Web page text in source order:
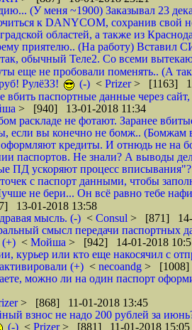
(У меня ~1900) Заказывал 23
к DANYCOM, сохранив свой
областей, а также из
приятелю.. (На работу) Вставил
так, обычный Теле2. Со всеми
еще не пробовали поменять.. (А
РулёЗЗ!
(-) < Prizer> [1163]
вбить паспортные данные через
> [940] 13-01-2018 11:34
раскладе не фотают. Заранее
если вы конечно не бомж.. (Бомжам
кредиты. И отнюдь не на
паспортов. Не знали? А выводы
ПД ускоряют процесс
с паспорт данными, чтобы
не бери... Он всё равно тебе
13-01-2018 13:58
мысль. (-) < Consul > [871] 14-
смысл передачи паспортных
(+) < Мойша > [942] 14-01-2018
курьер или кто еще накосячил с
(+) < necoandg > [1008]
можно ли на один паспорт
> [868] 11-01-2018 13:45
взнос не надо 200 рублей за
(-) < Prizer> [881] 11-01-2018 15:05